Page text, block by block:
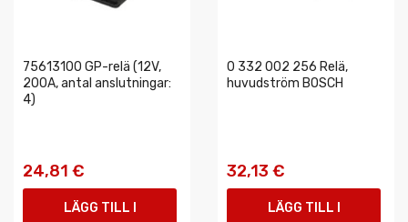
75613100 GP-relä (12V,
200A, antal anslutningar:
4)
24,81 €
LÄGG TILL I
0 332 002 256 Relä,
huvudström BOSCH
32,13 €
LÄGG TILL I